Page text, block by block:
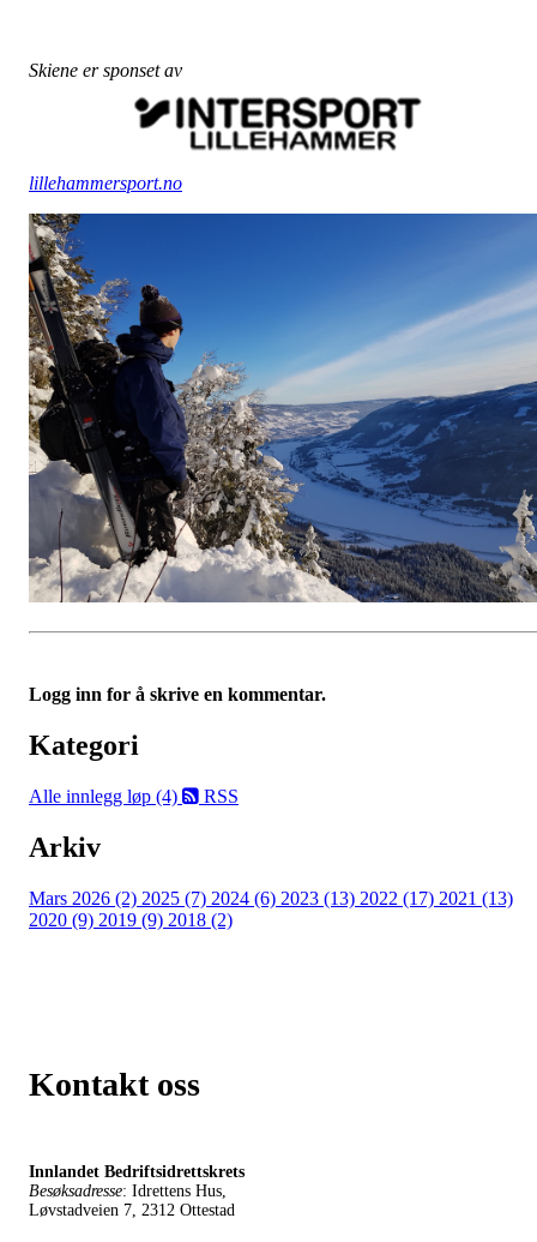
Skiene er sponset av
lillehammersport.no
Logg inn for å skrive en kommentar.
Kategori
Alle innlegg løp (4) RSS
Arkiv
Mars 2026 (2) 2025 (7) 2024 (6) 2023 (13) 2022 (17) 2021 (13)
2020 (9) 2019 (9) 2018 (2)
Kontakt oss
Innlandet Bedriftsidrettskrets
Besøksadresse: Idrettens Hus,
Løvstadveien 7, 2312 Ottestad